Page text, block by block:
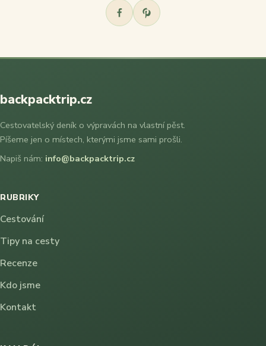
backpacktrip.cz
Cestovatelský deník o výpravách na vlastní pěst.
Píšeme jen o místech, kterými jsme sami prošli.
Napiš nám: info@backpacktrip.cz
RUBRIKY
Cestování
Tipy na cesty
Recenze
Kdo jsme
Kontakt